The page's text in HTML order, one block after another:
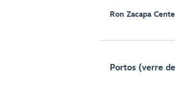
Ron Zacapa
Portos (verre